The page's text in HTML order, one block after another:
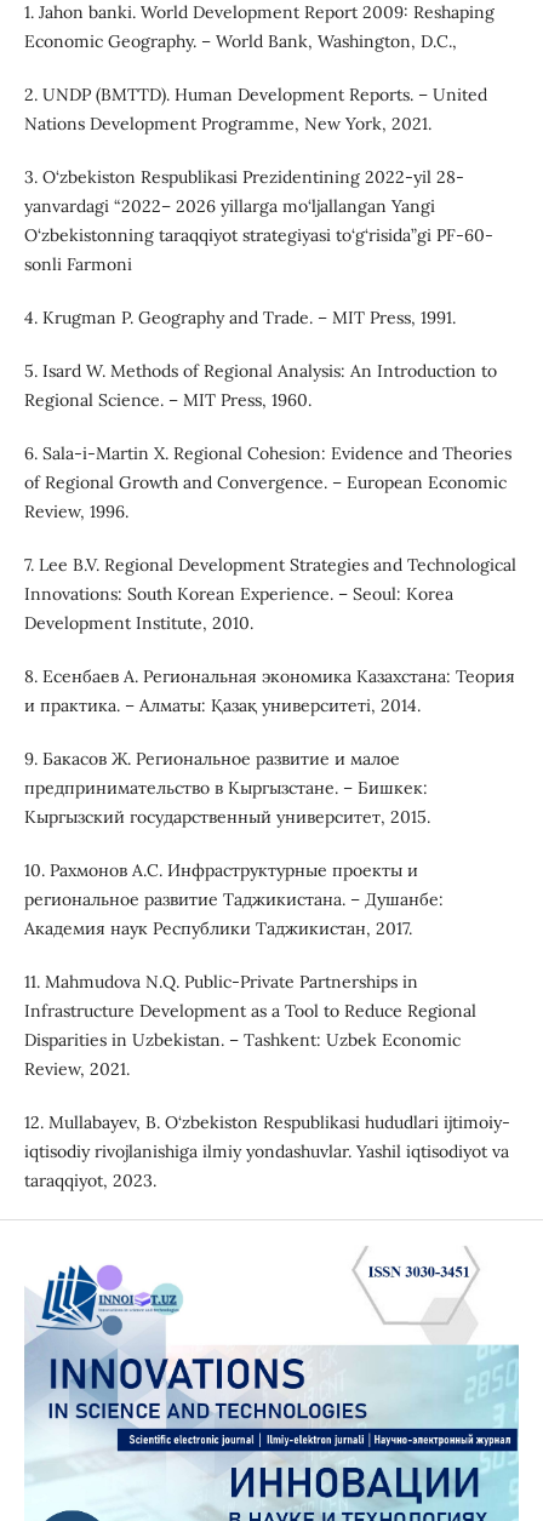
1. Jahon banki. World Development Report 2009: Reshaping
Economic Geography. – World Bank, Washington, D.C.,
2. UNDP (BMTTD). Human Development Reports. – United
Nations Development Programme, New York, 2021.
3. O‘zbekiston Respublikasi Prezidentining 2022-yil 28-
yanvardagi “2022– 2026 yillarga mo‘ljallangan Yangi
O‘zbekistonning taraqqiyot strategiyasi to‘g‘risida”gi PF-60-
sonli Farmoni
4. Krugman P. Geography and Trade. – MIT Press, 1991.
5. Isard W. Methods of Regional Analysis: An Introduction to
Regional Science. – MIT Press, 1960.
6. Sala-i-Martin X. Regional Cohesion: Evidence and Theories
of Regional Growth and Convergence. – European Economic
Review, 1996.
7. Lee B.V. Regional Development Strategies and Technological
Innovations: South Korean Experience. – Seoul: Korea
Development Institute, 2010.
8. Есенбаев А. Региональная экономика Казахстана: Теория
и практика. – Алматы: Қазақ университеті, 2014.
9. Бакасов Ж. Региональное развитие и малое
предпринимательство в Кыргызстане. – Бишкек:
Кыргызский государственный университет, 2015.
10. Рахмонов А.С. Инфраструктурные проекты и
региональное развитие Таджикистана. – Душанбе:
Академия наук Республики Таджикистан, 2017.
11. Mahmudova N.Q. Public-Private Partnerships in
Infrastructure Development as a Tool to Reduce Regional
Disparities in Uzbekistan. – Tashkent: Uzbek Economic
Review, 2021.
12. Mullabayev, B. O‘zbekiston Respublikasi hududlari ijtimoiy-
iqtisodiy rivojlanishiga ilmiy yondashuvlar. Yashil iqtisodiyot va
taraqqiyot, 2023.